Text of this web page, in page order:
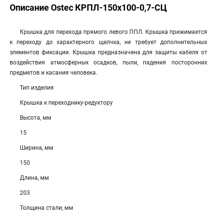
Описание Ostec КРПЛ-150х100-0,7-СЦ
Крышка для перехода прямого левого ППЛ. Крышка прижимается
к переходу до характерного щелчка, не требует дополнительных
элементов фиксации. Крышка предназначена для защиты кабеля от
воздействия атмосферных осадков, пыли, падения посторонних
предметов и касания человека.
Тип изделия
Крышка к переходнику-редуктору
Высота, мм
15
Ширина, мм
150
Длина, мм
203
Толщина стали, мм